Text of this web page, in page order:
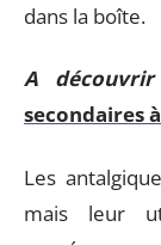
dans la boîte.
A
secondaires
Les
mais leur